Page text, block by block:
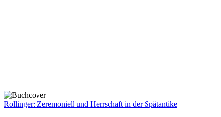
Rollinger: Zeremoniell und Herrschaft in der Spätantike